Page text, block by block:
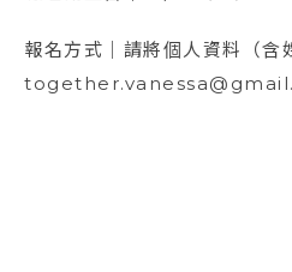
報名方式｜請將個人資料（含